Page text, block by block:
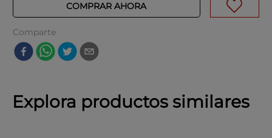
COMPRAR AHORA
Comparte
Explora productos similares